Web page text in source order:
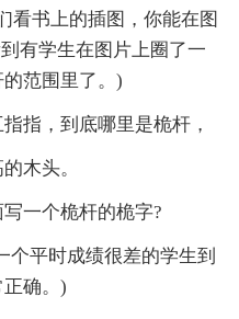
书上的插图，你能在图
有学生在图片上圈了一
范围里了。)
，到底哪里是桅杆，
木头。
一个桅杆的桅字?
平时成绩很差的学生到
确。)